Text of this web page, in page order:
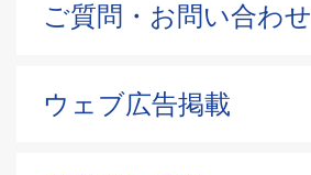
ご質問・お問い合わせ
ウェブ広告掲載